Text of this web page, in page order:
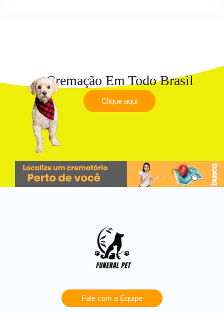
Cremação Em Todo Brasil
Clique aqui
Fale com a Equipe